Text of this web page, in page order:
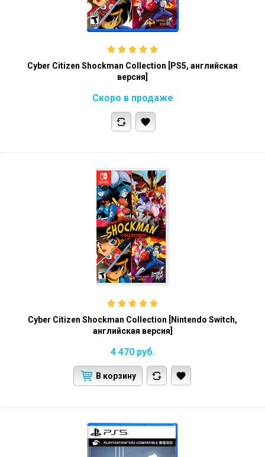
Cyber Citizen Shockman Collection [PS5, английская
версия]
Скоро в продаже
Cyber Citizen Shockman Collection [Nintendo Switch,
английская версия]
4 470 руб.
В корзину